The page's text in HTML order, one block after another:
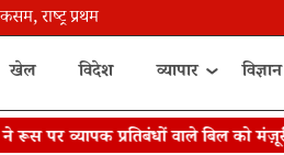
राष्ट्र प्रथम
खेल विदेश व्यापार विज्ञान
पर व्यापक प्रतिबंधों वाले बिल को मंज़ूरी दी